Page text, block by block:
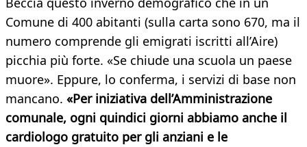
Comune di 400 abitanti (sulla carta sono 670, ma il
numero comprende gli emigrati iscritti all’Aire)
picchia più forte. «Se chiude una scuola un paese
muore». Eppure, lo conferma, i servizi di base non
mancano. «Per iniziativa dell’Amministrazione
comunale, ogni quindici giorni abbiamo anche il
cardiologo gratuito per gli anziani e le